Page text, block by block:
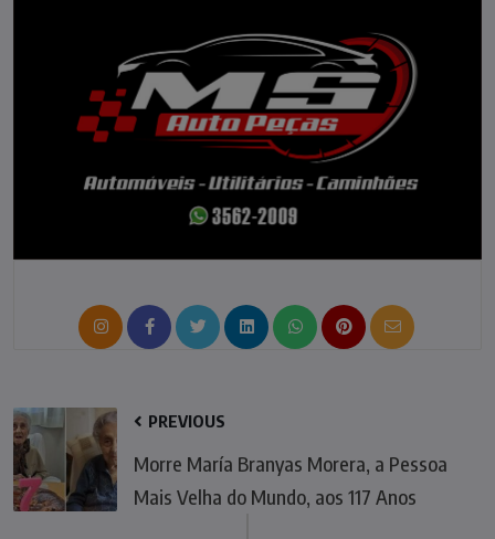
PREVIOUS
Morre María Branyas Morera, a Pessoa
Mais Velha do Mundo, aos 117 Anos